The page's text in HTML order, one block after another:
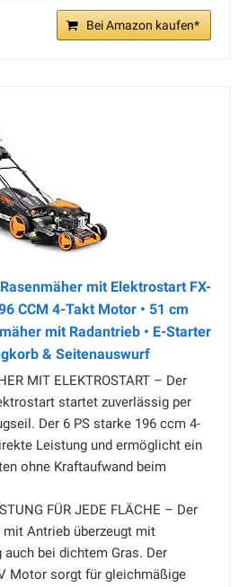
Bei Amazon kaufen*
mit Elektrostart FX-
CCM 4-Takt Motor • 51 cm
mit Radantrieb • E-Starter
& Seitenauswurf
MIT ELEKTROSTART – Der
startet zuverlässig per
Der 6 PS starke 196 ccm 4-
Leistung und ermöglicht ein
ohne Kraftaufwand beim
FÜR JEDE FLÄCHE – Der
mit Antrieb überzeugt mit
bei dichtem Gras. Der
Motor sorgt für gleichmäßige